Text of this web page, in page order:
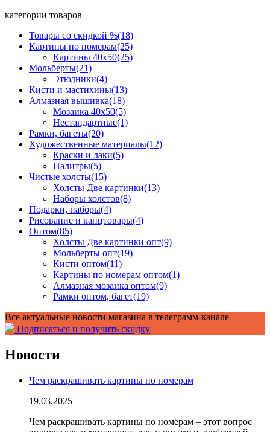
категории товаров
Товары со скидкой %(18)
Картины по номерам(25)
Картины 40x50(25)
Мольберты(21)
Этюдники(4)
Кисти и мастихины(13)
Алмазная вышивка(18)
Мозаика 40x50(5)
Нестандартные(1)
Рамки, багеты(20)
Художественные материалы(12)
Краски и лаки(5)
Палитры(5)
Чистые холсты(15)
Холсты Две картинки(13)
Наборы холстов(8)
Подарки, наборы(4)
Рисование и канцтовары(4)
Оптом(85)
Холсты Две картинки опт(9)
Мольберты опт(19)
Кисти оптом(11)
Картины по номерам оптом(1)
Алмазная мозаика оптом(9)
Рамки оптом, багет(19)
Все актуальные новости магазина в телеграмм-канале
Подписаться и получить скидку
Новости
Чем раскрашивать картины по номерам
19.03.2025
Чем раскрашивать картины по номерам – этот вопрос